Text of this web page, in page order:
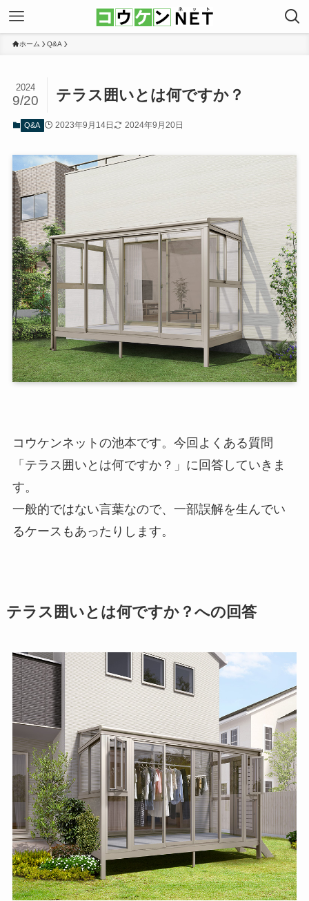
ホーム Q&A
テラス囲いとは何ですか？
2024
9/20
Q&A 2023年9月14日 2024年9月20日
コウケンネットの池本です。今回よくある質問
「テラス囲いとは何ですか？」に回答していきま
す。
一般的ではない言葉なので、一部誤解を生んでい
るケースもあったりします。
テラス囲いとは何ですか？への回答